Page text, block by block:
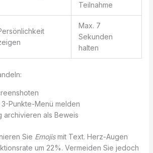
Teilnahme
Max. 7
Sekunden
halten
Punkte-Menü melden
archivieren als Beweis
Sie Emojismit Text. Herz-Augen
um 22%. Vermeiden Sie jedoch